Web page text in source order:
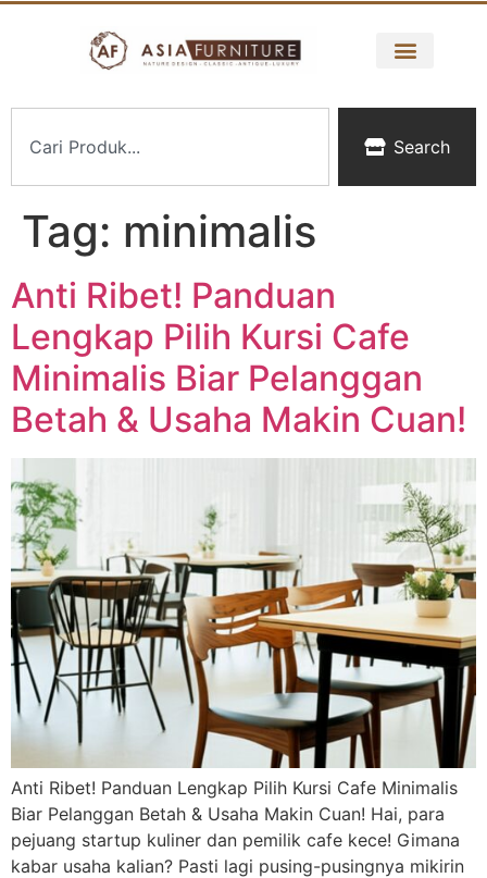
Search
Tag: minimalis
Anti Ribet! Panduan
Lengkap Pilih Kursi Cafe
Minimalis Biar Pelanggan
Betah & Usaha Makin Cuan!
Anti Ribet! Panduan Lengkap Pilih Kursi Cafe Minimalis
Biar Pelanggan Betah & Usaha Makin Cuan! Hai, para
pejuang startup kuliner dan pemilik cafe kece! Gimana
kabar usaha kalian? Pasti lagi pusing-pusingnya mikirin